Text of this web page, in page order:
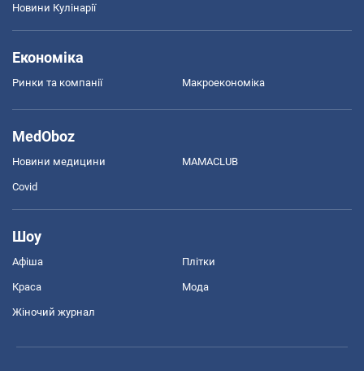
Новини Кулінарії
Економіка
Ринки та компанії Макроекономіка
MedOboz
Новини медицини MAMACLUB
Covid
Шоу
Афіша Плітки
Краса Мода
Жіночий журнал